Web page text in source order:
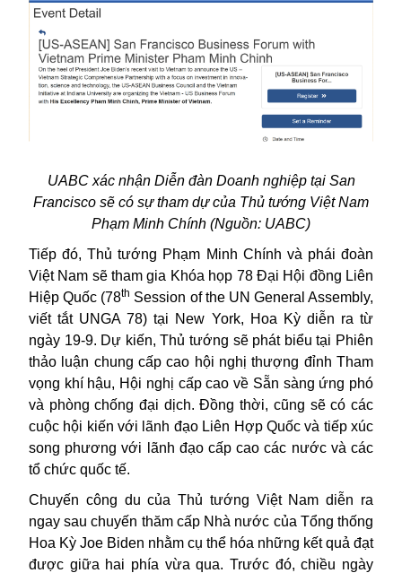
UABC xác nhận Diễn đàn Doanh nghiệp tại San
Francisco sẽ có sự tham dự của Thủ tướng Việt Nam
Phạm Minh Chính (Nguồn: UABC)
Tiếp đó, Thủ tướng Phạm Minh Chính và phái đoàn
Việt Nam sẽ tham gia Khóa họp 78 Đại Hội đồng Liên
Hiệp Quốc (78th Session of the UN General Assembly,
viết tắt UNGA 78) tại New York, Hoa Kỳ diễn ra từ
ngày 19-9. Dự kiến, Thủ tướng sẽ phát biểu tại Phiên
thảo luận chung cấp cao hội nghị thượng đỉnh Tham
vọng khí hậu, Hội nghị cấp cao về Sẵn sàng ứng phó
và phòng chống đại dịch. Đồng thời, cũng sẽ có các
cuộc hội kiến với lãnh đạo Liên Hợp Quốc và tiếp xúc
song phương với lãnh đạo cấp cao các nước và các
tổ chức quốc tế.
Chuyến công du củaThủ tướng Việt Nam diễn ra
ngay sau chuyến thăm cấp Nhà nước của Tổng thống
Hoa Kỳ Joe Biden nhằm cụ thể hóa những kết quả đạt
được giữa hai phía vừa qua. Trước đó, chiều ngày